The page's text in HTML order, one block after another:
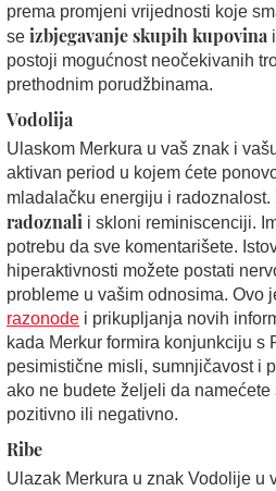
prema promjeni vrijednosti koje
se izbjegavanje skupih kupovina
postoji mogućnost neočekivanih
prethodnim porudžbinama.
Vodolija
Ulaskom Merkura u vaš znak i
aktivan period u kojem ćete
mladalačku energiju i radoznalost.
radoznali i skloni reminiscenciji.
potrebu da sve komentarišete.
hiperaktivnosti možete postati
probleme u vašim odnosima. Ovo
razonode i prikupljanja novih
kada Merkur formira konjunkciju s
pesimistične misli, sumnjičavost i
ako ne budete željeli da
pozitivno ili negativno.
Ribe
Ulazak Merkura u znak Vodolije u